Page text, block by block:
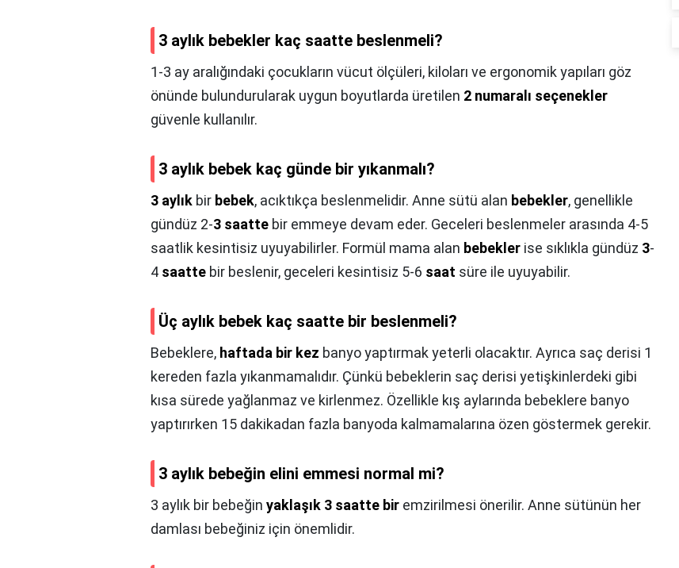
3 aylık bebekler kaç saatte beslenmeli?
1-3 ay aralığındaki çocukların vücut ölçüleri, kiloları ve ergonomik yapıları göz
önünde bulundurularak uygun boyutlarda üretilen 2 numaralı seçenekler
güvenle kullanılır.
3 aylık bebek kaç günde bir yıkanmalı?
3 aylık bir bebek, acıktıkça beslenmelidir. Anne sütü alan bebekler, genellikle
gündüz 2-3 saatte bir emmeye devam eder. Geceleri beslenmeler arasında 4-5
saatlik kesintisiz uyuyabilirler. Formül mama alan bebekler ise sıklıkla gündüz 3-
4 saatte bir beslenir, geceleri kesintisiz 5-6 saat süre ile uyuyabilir.
Üç aylık bebek kaç saatte bir beslenmeli?
Bebeklere, haftada bir kez banyo yaptırmak yeterli olacaktır. Ayrıca saç derisi 1
kereden fazla yıkanmamalıdır. Çünkü bebeklerin saç derisi yetişkinlerdeki gibi
kısa sürede yağlanmaz ve kirlenmez. Özellikle kış aylarında bebeklere banyo
yaptırırken 15 dakikadan fazla banyoda kalmamalarına özen göstermek gerekir.
3 aylık bebeğin elini emmesi normal mi?
3 aylık bir bebeğin yaklaşık 3 saatte bir emzirilmesi önerilir. Anne sütünün her
damlası bebeğiniz için önemlidir.